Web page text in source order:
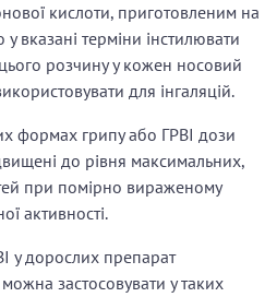
кислоти, приготовленим на
вказані терміни інстилювати
розчину у кожен носовий
для інгаляцій.
формах грипу або ГРВІ дози
до рівня максимальних,
при помірно вираженому
активності.
у дорослих препарат
застосовувати у таких